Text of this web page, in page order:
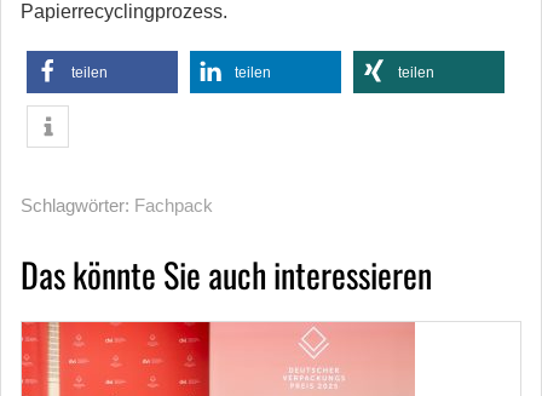
Papierrecyclingprozess.
teilen teilen teilen
Schlagwörter: Fachpack
Das könnte Sie auch interessieren